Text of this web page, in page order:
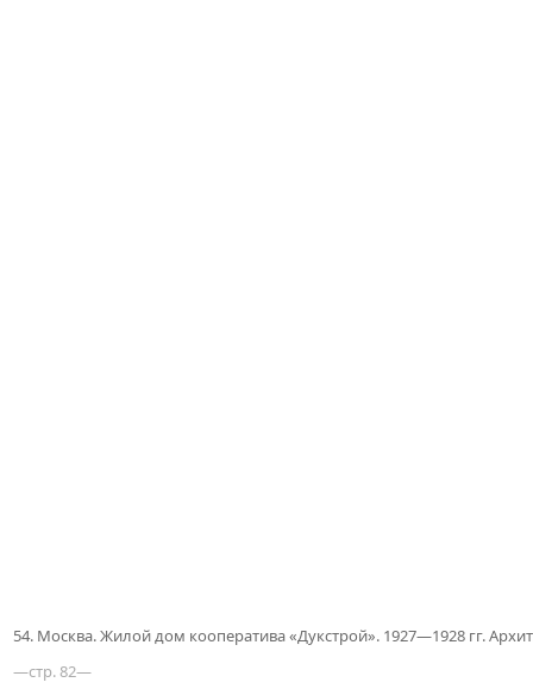
54. Москва. Жилой дом кооператива «Дукстрой». 1927—1928 гг.
—стр. 82—